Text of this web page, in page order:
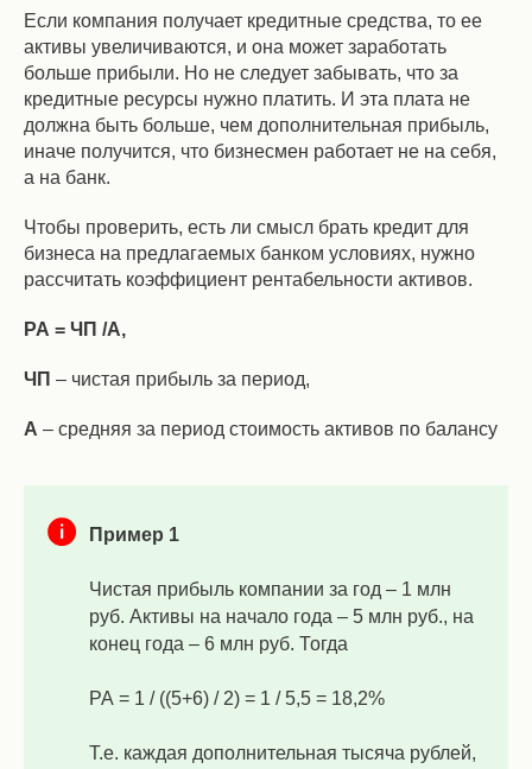
Если компания получает кредитные средства, то ее
активы увеличиваются, и она может заработать
больше прибыли. Но не следует забывать, что за
кредитные ресурсы нужно платить. И эта плата не
должна быть больше, чем дополнительная прибыль,
иначе получится, что бизнесмен работает не на себя,
а на банк.
Чтобы проверить, есть ли смысл брать кредит для
бизнеса на предлагаемых банком условиях, нужно
рассчитать коэффициент рентабельности активов.
РА = ЧП /А,
ЧП – чистая прибыль за период,
А – средняя за период стоимость активов по балансу
Пример 1
Чистая прибыль компании за год – 1 млн
руб. Активы на начало года – 5 млн руб., на
конец года – 6 млн руб. Тогда
РА = 1 / ((5+6) / 2) = 1 / 5,5 = 18,2%
Т.е. каждая дополнительная тысяча рублей,